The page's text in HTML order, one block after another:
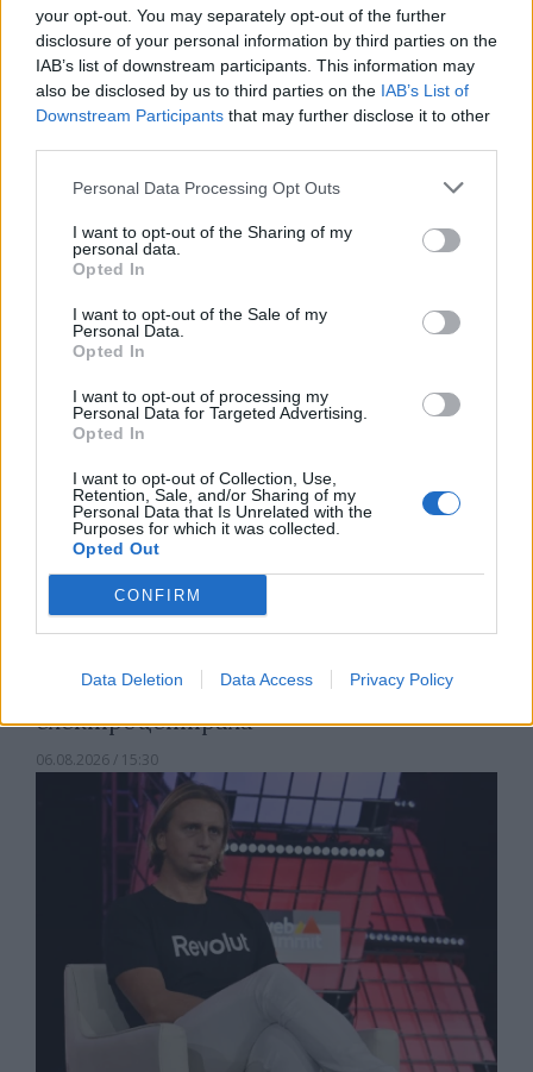
your opt-out. You may separately opt-out of the further
disclosure of your personal information by third parties on the
IAB’s list of downstream participants. This information may
also be disclosed by us to third parties on the IAB’s List of
Downstream Participants that may further disclose it to other
Personal Data Processing Opt Outs
I want to opt-out of the Sharing of my
personal data.
Opted In
I want to opt-out of the Sale of my
Personal Data.
Opted In
I want to opt-out of processing my
Personal Data for Targeted Advertising.
Opted In
I want to opt-out of Collection, Use,
Retention, Sale, and/or Sharing of my
Personal Data that Is Unrelated with the
Purposes for which it was collected.
Opted Out
CONFIRM
Data Deletion Data Access Privacy Policy
Ню Йорк стана 14-ият щат на САЩ, в
който е разрешена евтаназията
Спадането на Дунав принуди Румъния
да възобнови работата на въглищна
електроцентрала
06.08.2026 / 15:30